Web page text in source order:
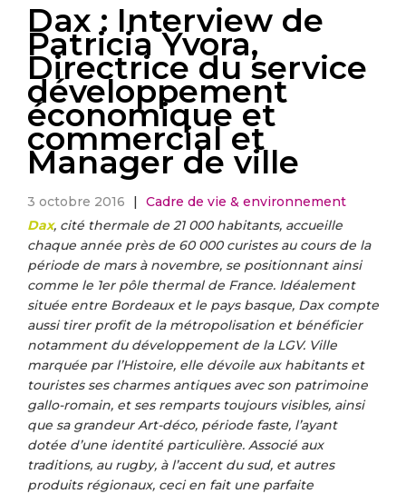
Dax : Interview de
Patricia Yvora,
Directrice du service
développement
économique et
commercial et
Manager de ville
3 octobre 2016 |
Cadre de vie & environnement
Dax, cité thermale de 21 000 habitants, accueille
chaque année près de 60 000 curistes au cours de la
période de mars à novembre, se positionnant ainsi
comme le 1er pôle thermal de France. Idéalement
située entre Bordeaux et le pays basque, Dax compte
aussi tirer profit de la métropolisation et bénéficier
notamment du développement de la LGV. Ville
marquée par l’Histoire, elle dévoile aux habitants et
touristes ses charmes antiques avec son patrimoine
gallo-romain, et ses remparts toujours visibles, ainsi
que sa grandeur Art-déco, période faste, l’ayant
dotée d’une identité particulière. Associé aux
traditions, au rugby, à l’accent du sud, et autres
produits régionaux, ceci en fait une parfaite